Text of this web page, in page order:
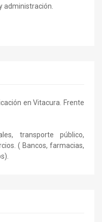
administración.
en Vitacura. Frente
transporte público,
( Bancos, farmacias,